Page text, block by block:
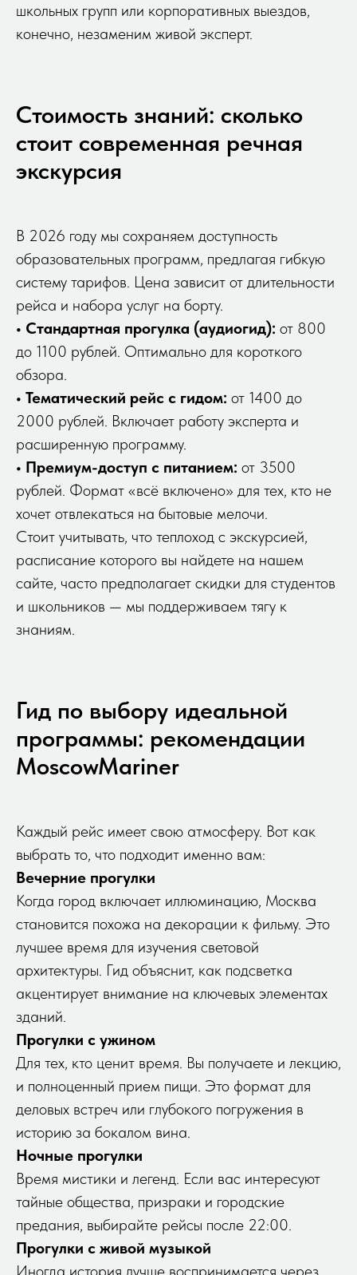
школьных групп или корпоративных выездов,
конечно, незаменим живой эксперт.
Стоимость знаний: сколько
стоит современная речная
экскурсия
В 2026 году мы сохраняем доступность
образовательных программ, предлагая гибкую
систему тарифов. Цена зависит от длительности
рейса и набора услуг на борту.
• Стандартная прогулка (аудиогид): от 800
до 1100 рублей. Оптимально для короткого
обзора.
• Тематический рейс с гидом: от 1400 до
2000 рублей. Включает работу эксперта и
расширенную программу.
• Премиум-доступ с питанием: от 3500
рублей. Формат «всё включено» для тех, кто не
хочет отвлекаться на бытовые мелочи.
Стоит учитывать, что теплоход с экскурсией,
расписание которого вы найдете на нашем
сайте, часто предполагает скидки для студентов
и школьников — мы поддерживаем тягу к
знаниям.
Гид по выбору идеальной
программы: рекомендации
MoscowMariner
Каждый рейс имеет свою атмосферу. Вот как
выбрать то, что подходит именно вам:
Вечерние прогулки
Когда город включает иллюминацию, Москва
становится похожа на декорации к фильму. Это
лучшее время для изучения световой
архитектуры. Гид объяснит, как подсветка
акцентирует внимание на ключевых элементах
зданий.
Прогулки с ужином
Для тех, кто ценит время. Вы получаете и лекцию,
и полноценный прием пищи. Это формат для
деловых встреч или глубокого погружения в
историю за бокалом вина.
Ночные прогулки
Время мистики и легенд. Если вас интересуют
тайные общества, призраки и городские
предания, выбирайте рейсы после 22:00.
Прогулки с живой музыкой
Иногда история лучше воспринимается через